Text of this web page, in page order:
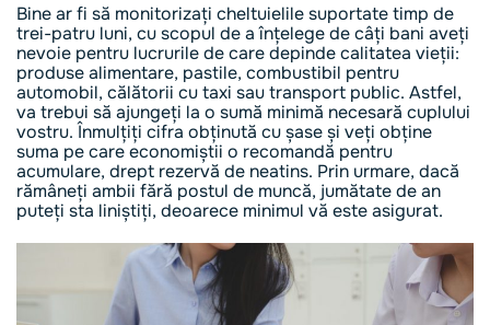
Bine ar fi să monitorizați cheltuielile suportate timp de
trei-patru luni, cu scopul de a înțelege de câți bani aveți
nevoie pentru lucrurile de care depinde calitatea vieții:
produse alimentare, pastile, combustibil pentru
automobil, călătorii cu taxi sau transport public. Astfel,
va trebui să ajungeți la o sumă minimă necesară cuplului
vostru. Înmulțiți cifra obținută cu șase și veți obține
suma pe care economiștii o recomandă pentru
acumulare, drept rezervă de neatins. Prin urmare, dacă
rămâneți ambii fără postul de muncă, jumătate de an
puteți sta liniștiți, deoarece minimul vă este asigurat.